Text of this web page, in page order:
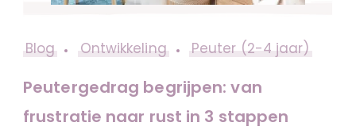
Blog Ontwikkeling Peuter (2-4 jaar)
Peutergedrag begrijpen: van
frustratie naar rust in 3 stappen